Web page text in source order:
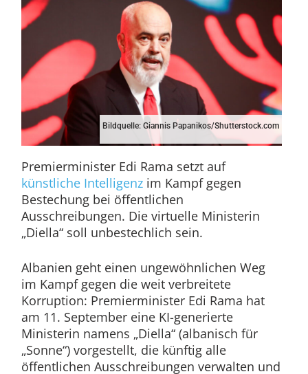
Bildquelle: Giannis Papanikos/Shutterstock.com
Premierminister Edi Rama setzt auf
künstliche Intelligenzim Kampf gegen
Bestechung bei öffentlichen
Ausschreibungen. Die virtuelle Ministerin
„Diella“ soll unbestechlich sein.
Albanien geht einen ungewöhnlichen Weg
im Kampf gegen die weit verbreitete
Korruption: Premierminister Edi Rama hat
am 11. September eine KI-generierte
Ministerin namens „Diella“ (albanisch für
„Sonne“) vorgestellt, die künftig alle
öffentlichen Ausschreibungen verwalten und